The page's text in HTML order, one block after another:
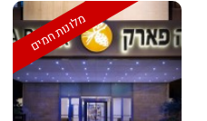
מלונות חמים